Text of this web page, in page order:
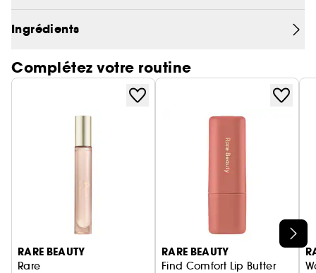
modulable et lumineux.
Ingrédients
Complétez votre routine
Ignorer le carrousel produits
RARE BEAUTY
Rare
RARE BEAUTY
Find Comfort Lip Butter